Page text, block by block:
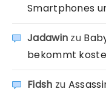
Smartphones
Jadawin zu
bekommt
Fidsh zu